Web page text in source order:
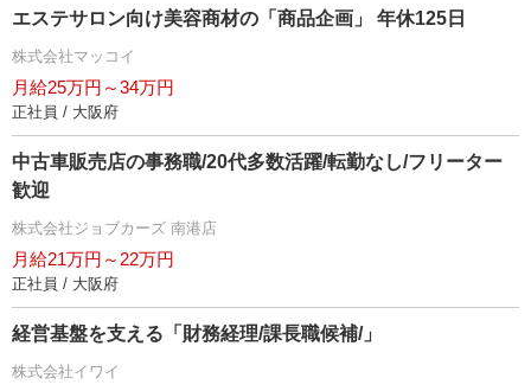
エステサロン向け美容商材の「商品企画」 年休125日
株式会社マッコイ
月給25万円～34万円
正社員 / 大阪府
中古車販売店の事務職/20代多数活躍/転勤なし/フリーター
歓迎
株式会社ジョブカーズ 南港店
月給21万円～22万円
正社員 / 大阪府
経営基盤を支える「財務経理/課長職候補/」
株式会社イワイ